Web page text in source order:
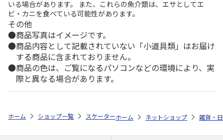
いる場合があります。 また、これらの魚介類は、エサとしてエ
ビ・カニを食べている可能性があります。
その他
商品写真はイメージです。
商品内容として記載されていない「小道具類」はお届け
する商品に含まれておりません。
商品の色は、ご覧になるパソコンなどの環境により、実
際と異なる場合があります。
ホーム ショップ一覧 スケーター パズルマット ミッキー&フレンズ
ホーム ネットショップ 雑貨・